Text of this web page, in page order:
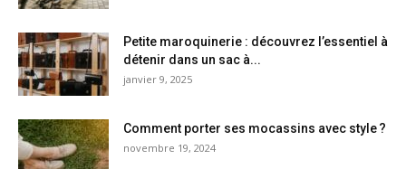
Petite maroquinerie : découvrez l’essentiel à
détenir dans un sac à...
janvier 9, 2025
Comment porter ses mocassins avec style ?
novembre 19, 2024